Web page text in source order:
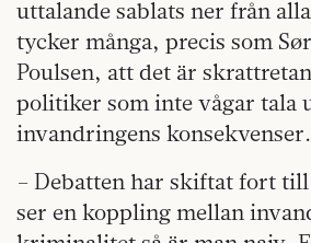
uttalande sablats ner från
tycker många, precis som
Poulsen, att det är
politiker som inte vågar tala
invandringens konsekvenser.
– Debatten har skiftat fort
ser en koppling mellan